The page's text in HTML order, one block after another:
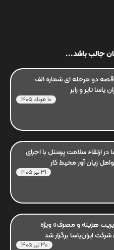
جالب باشد...
دو مرحله ای شماره الف
10 مرداد 1405
در ارتقاء سلامت پرسنل با اجرای
زیان آور محیط کار
31 تیر 1405
هزینه و مصرف» ویژه
ایران‌یاسا برگزار شد
30 تیر 1405